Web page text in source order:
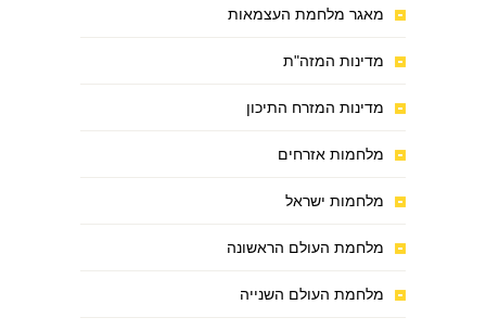
מאגר מלחמת העצמאות
מדינות המזה"ת
מדינות המזרח התיכון
מלחמות אזרחים
מלחמות ישראל
מלחמת העולם הראשונה
מלחמת העולם השנייה